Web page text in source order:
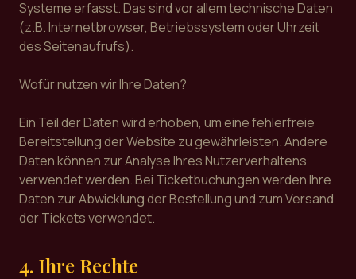
Systeme erfasst. Das sind vor allem technische Daten
(z.B. Internetbrowser, Betriebssystem oder Uhrzeit
des Seitenaufrufs).
Wofür nutzen wir Ihre Daten?
Ein Teil der Daten wird erhoben, um eine fehlerfreie
Bereitstellung der Website zu gewährleisten. Andere
Daten können zur Analyse Ihres Nutzerverhaltens
verwendet werden. Bei Ticketbuchungen werden Ihre
Daten zur Abwicklung der Bestellung und zum Versand
der Tickets verwendet.
4. Ihre Rechte